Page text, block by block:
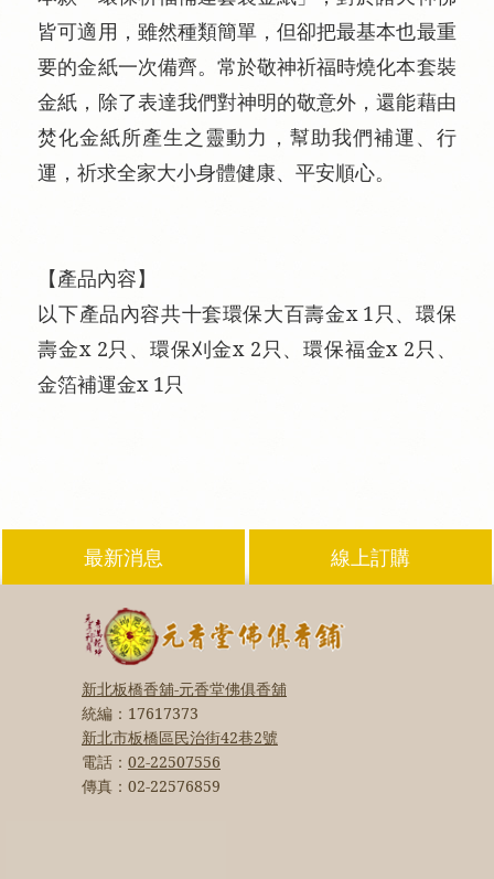
皆可適用，雖然種類簡單，但卻把最基本也最重
要的金紙一次備齊。常於敬神祈福時燒化本套裝
金紙，除了表達我們對神明的敬意外，還能藉由
焚化金紙所產生之靈動力，幫助我們補運、行
運，祈求全家大小身體健康、平安順心。
【產品內容】
以下產品內容共十套環保大百壽金x 1只、環保
壽金x 2只、環保刈金x 2只、環保福金x 2只、
金箔補運金x 1只
最新消息 線上訂購
新北板橋香舖-元香堂佛俱香舖
統編： 17617373
新北市板橋區民治街42巷2號
電話： 02-22507556
傳真： 02-22576859